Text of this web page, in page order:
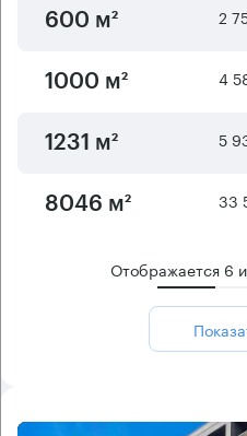
600 м² 2
1000 м² 4
1231 м² 5
8046 м² 33
Отображается 6